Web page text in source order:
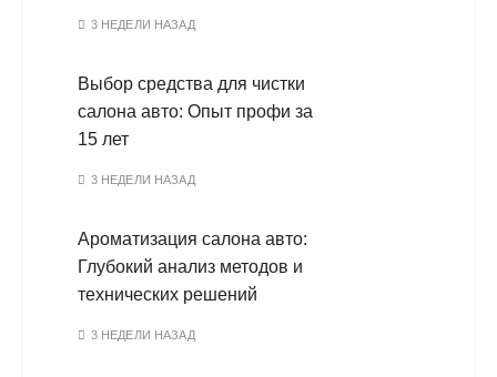
3 НЕДЕЛИ НАЗАД
Выбор средства для чистки
салона авто: Опыт профи за
15 лет
3 НЕДЕЛИ НАЗАД
Ароматизация салона авто:
Глубокий анализ методов и
технических решений
3 НЕДЕЛИ НАЗАД